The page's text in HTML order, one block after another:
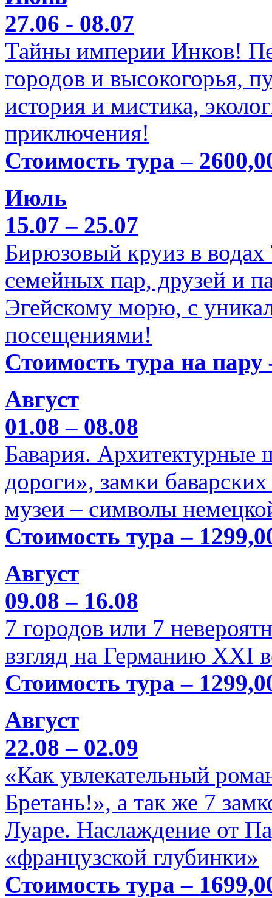
27.06 - 08.07
Тайны империи Инков!
городов и высокогорья,
история и мистика,
приключения!
Стоимость тура –
Июль
15.07 – 25.07
Бирюзовый круиз в
семейных пар, друзей и
Эгейскому морю, с
посещениями!
Стоимость тура на пару
Август
01.08 – 08.08
Бавария. Архитектурные
дороги», замки
музеи – символы
Стоимость тура –
Август
09.08 – 16.08
7 городов или 7
взгляд на Германию XXI
Стоимость тура –
Август
22.08 – 02.09
«Как увлекательный
Бретань!», а так же 7
Луаре. Наслаждение от
«французской глубинки»
Стоимость тура –